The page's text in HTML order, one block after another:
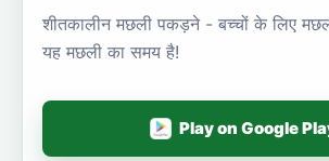
शीतकालीन मछली पकड़ने - बच्चों के लिए
यह मछली का समय है!
Play on Google